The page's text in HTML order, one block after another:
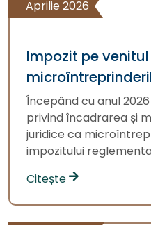
Aprilie 2026
Impozit pe venitul
Începând cu anul
privind încadrarea și
juridice ca
impozitului
Citește